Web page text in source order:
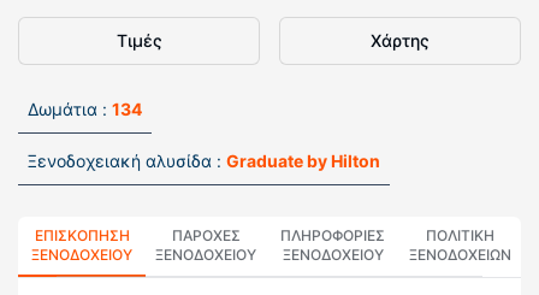
Τιμές Χάρτης
Δωμάτια : 134
Ξενοδοχειακή αλυσίδα : Graduate by Hilton
ΕΠΙΣΚΌΠΗΣΗ
ΞΕΝΟΔΟΧΕΊΟΥ
ΠΑΡΟΧΕΣ
ΞΕΝΟΔΟΧΕΙΟΥ
ΠΛΗΡΟΦΟΡΊΕΣ
ΞΕΝΟΔΟΧΕΊΟΥ
ΠΟΛΙΤΙΚΗ
ΞΕΝΟΔΟΧΕΊΩΝ